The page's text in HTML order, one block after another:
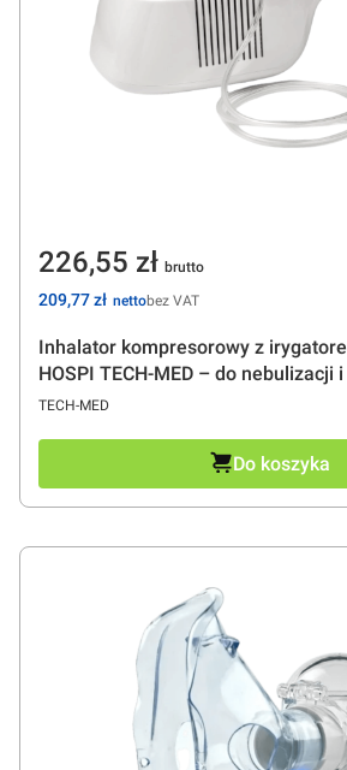
Inhalator kompresorowy z
HOSPI TECH-MED – do nebulizacji
zatok, do pracy ciągłej, 2 maski
PRODUCENT
TECH-MED
Cena
226,55 zł
Cena
209,77 zł bez VAT
Do koszyka